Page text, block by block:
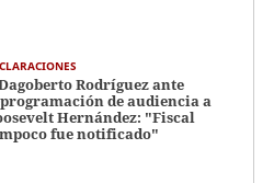
Rodríguez ante
de audiencia a
Hernández: "Fiscal
fue notificado"